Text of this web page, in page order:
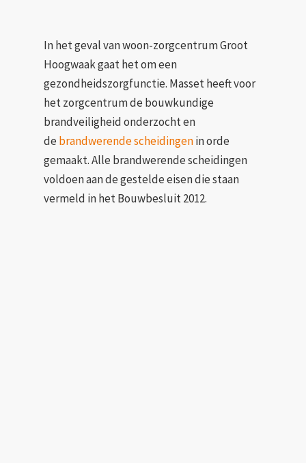
In het geval van woon-zorgcentrum Groot
Hoogwaak gaat het om een
gezondheidszorgfunctie. Masset heeft voor
het zorgcentrum de bouwkundige
brandveiligheid onderzocht en
debrandwerende scheidingenin orde
gemaakt. Alle brandwerende scheidingen
voldoen aan de gestelde eisen die staan
vermeld in het Bouwbesluit 2012.